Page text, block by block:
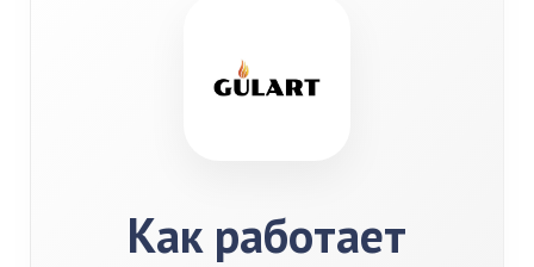
Как работает